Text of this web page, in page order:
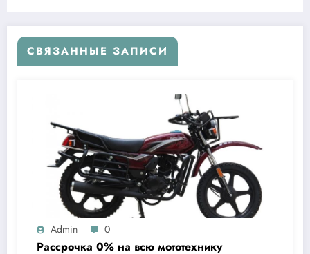
СВЯЗАННЫЕ ЗАПИСИ
Admin 0
Рассрочка 0% на всю мототехнику